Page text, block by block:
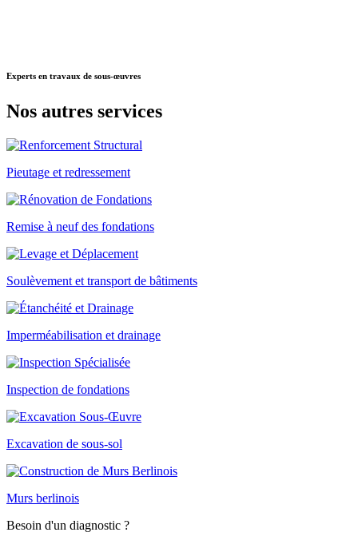
Experts en travaux de sous-œuvres
Nos autres services
Pieutage et redressement
Remise à neuf des fondations
Soulèvement et transport de bâtiments
Imperméabilisation et drainage
Inspection de fondations
Excavation de sous-sol
Murs berlinois
Besoin d'un diagnostic ?